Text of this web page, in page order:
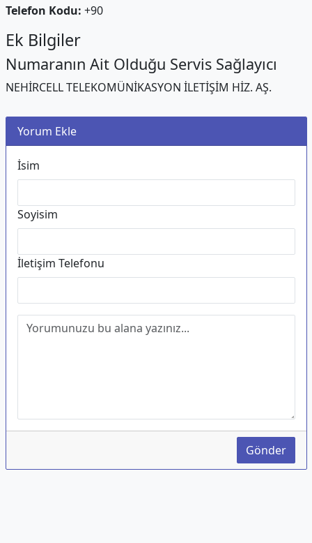
Telefon Kodu: +90
Ek Bilgiler
Numaranın Ait Olduğu Servis Sağlayıcı
NEHİRCELL TELEKOMÜNİKASYON İLETİŞİM HİZ. AŞ.
Yorum Ekle
İsim
Soyisim
İletişim Telefonu
Gönder